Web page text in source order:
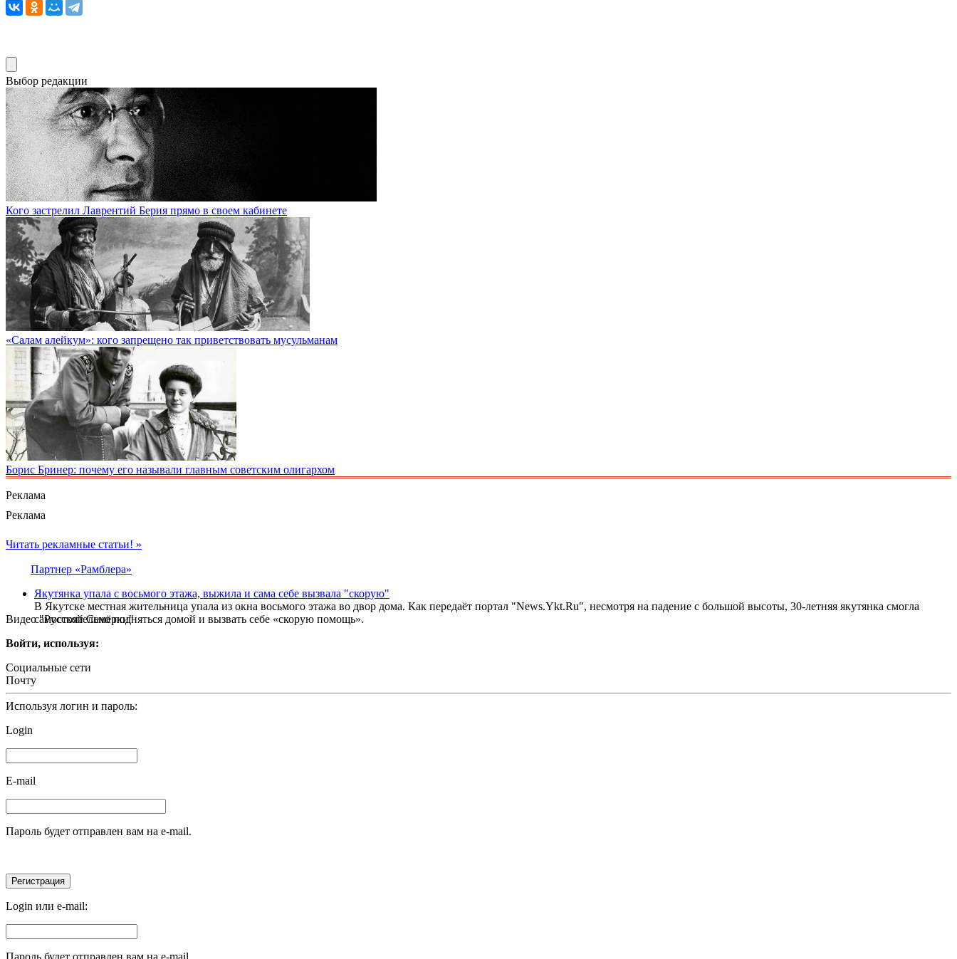
Выбор редакции
Кого застрелил Лаврентий Берия прямо в своем кабинете
«Салам алейкум»: кого запрещено так приветствовать мусульманам
Борис Бринер: почему его называли главным советским олигархом
Реклама
Реклама
Видео "Русской Семёрки"
Читать рекламные статьи! »
Партнер «Рамблера»
Якутянка упала с восьмого этажа, выжила и сама себе вызвала "скорую"
В Якутске местная жительница упала из окна восьмого этажа во двор дома. Как передаёт портал "News.Ykt.Ru", несмотря на падение с большой высоты, 30-летняя якутянка смогла
самостоятельно подняться домой и вызвать себе «скорую помощь».
Войти, используя:
Социальные сети
Почту
Используя логин и пароль:
Login
E-mail
Пароль будет отправлен вам на e-mail.
Login или e-mail:
Пароль будет отправлен вам на e-mail.